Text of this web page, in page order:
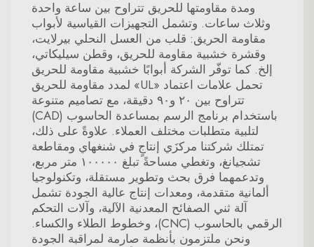
ومدة مقاومتها للحريق تتراوح بين ساعة واحدة
وثلاث ساعات. وتشمل التجهيزات القياسية لأبواب
مقاومة الحريق: قلب من العسل النحلي بيرلايت،
وقشرة خشبية مقاومة للحريق، وقطن سيليكاتي،
إلخ. كما توفّر الشركة أبوابًا خشبية مقاومة للحريق
تحمل علامات اعتماد «UL» لمدد مقاومة للحريق
تتراوح بين ٢٠ و٩٠ دقيقة، مع تصاميم متنوعة
باستخدام برنامج الرسم بمساعدة الحاسوب (CAD)
لتلبية متطلبات مختلف العملاء. علاوةً على ذلك،
تمتلك شركتنا مركزَي إنتاجٍ في شنغهاي ومقاطعة
تشجيانغ، وتغطي مساحةً تبلغ ١٠٠٠٠٠ متر مربع،
وتدعمهما فرق بحث وتطوير مستقلة، وتكنولوجيا
ألمانية متقدمة، ومعدات إنتاج عالية الجودة تشمل
آلة ثني الصفائح المعدنية الآلية، وآلات التحكم
الرقمي بالحاسوب (CNC)، وخطوط الطلاء والكساء.
ونحن ملتزمون بأنظمة صارمة لمراقبة الجودة